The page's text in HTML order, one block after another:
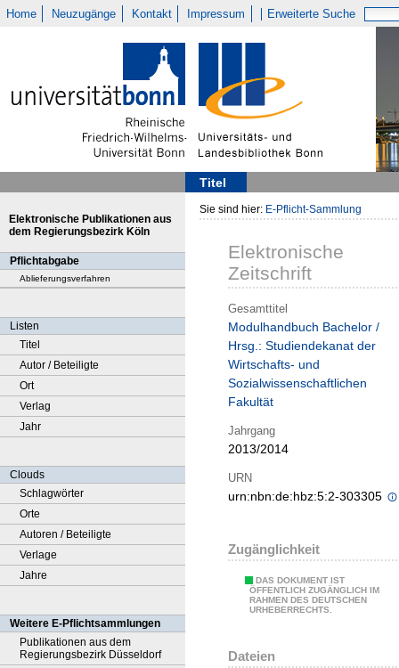
Home Neuzugänge Kontakt Impressum Erweiterte Suche
Titel
Elektronische Publikationen aus
dem Regierungsbezirk Köln
Pflichtabgabe
Ablieferungsverfahren
Listen
Titel
Autor / Beteiligte
Ort
Verlag
Jahr
Clouds
Schlagwörter
Orte
Autoren / Beteiligte
Verlage
Jahre
Weitere E-Pflichtsammlungen
Publikationen aus dem
Regierungsbezirk Düsseldorf
Sie sind hier: E-Pflicht-Sammlung
Elektronische
Zeitschrift
Gesamttitel
Modulhandbuch Bachelor /
Hrsg.: Studiendekanat der
Wirtschafts- und
Sozialwissenschaftlichen
Fakultät
Jahrgang
2013/2014
URN
urn:nbn:de:hbz:5:2-303305
Zugänglichkeit
DAS DOKUMENT IST
ÖFFENTLICH ZUGÄNGLICH IM
RAHMEN DES DEUTSCHEN
URHEBERRECHTS.
Dateien